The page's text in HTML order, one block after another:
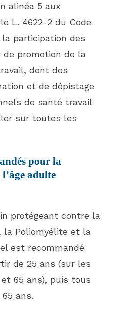
alinéa 5 aux
L. 4622-2 du Code
participation des
de promotion de la
dont des
et de dépistage
de santé travail
sur toutes les
pour la
adulte
protégeant contre la
la Poliomyélite et la
est recommandé
de 25 ans (sur les
65 ans), puis tous
ans.